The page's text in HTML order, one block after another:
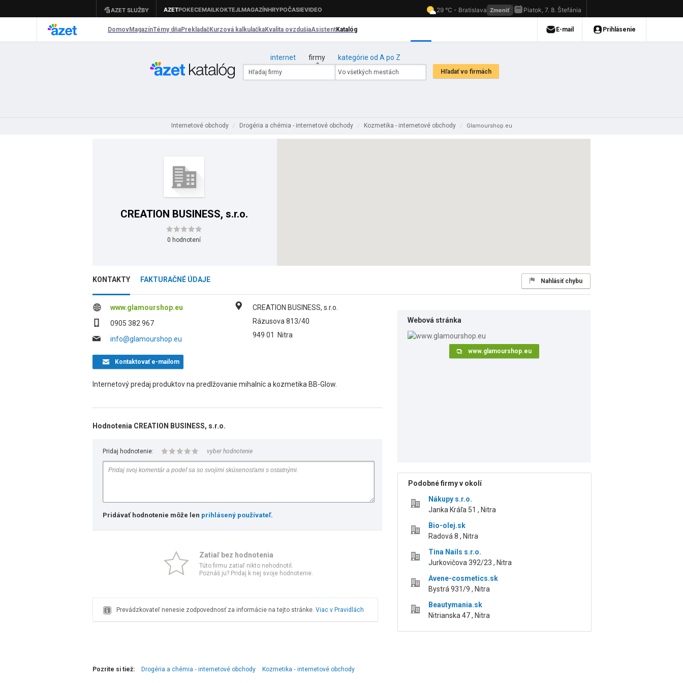
internet firmy kategórie od A po Z
Internetové obchody / Drogéria a chémia - internetové obchody / Kozmetika - internetové obchody / Glamourshop.eu
CREATION BUSINESS, s.r.o.
0 hodnotení
KONTAKTY FAKTURAČNÉ ÚDAJE Nahlásiť chybu
www.glamourshop.eu
0905 382 967
info@glamourshop.eu
CREATION BUSINESS, s.r.o.
Rázusova 813/40
949 01
Nitra
Kontaktovaťe-mailom
Internetový predaj produktov na predlžovanie mihalníc a kozmetika BB-Glow.
Hodnotenia CREATION BUSINESS, s.r.o.
Pridaj hodnotenie: vyber hodnotenie
Pridávať hodnotenie môže len prihlásený používateľ.
Zatiaľ bez hodnotenia
Túto firmu zatiaľ nikto nehodnotil.
Poznáš ju? Pridaj k nej svoje hodnotenie.
Prevádzkovateľ nenesie zodpovednosť za informácie na tejto stránke. Viac v Pravidlách
Webová stránka
www.glamourshop.eu
Podobné firmy v okolí
Nákupy s.r.o.
Janka Kráľa 51 , Nitra
Bio-olej.sk
Radová 8 , Nitra
Tina Nails s.r.o.
Jurkovičova 392/23 , Nitra
Avene-cosmetics.sk
Bystrá 931/9 , Nitra
Beautymania.sk
Nitrianska 47 , Nitra
Pozrite si tiež: Drogéria a chémia ‑ internetové obchody Kozmetika ‑ internetové obchody